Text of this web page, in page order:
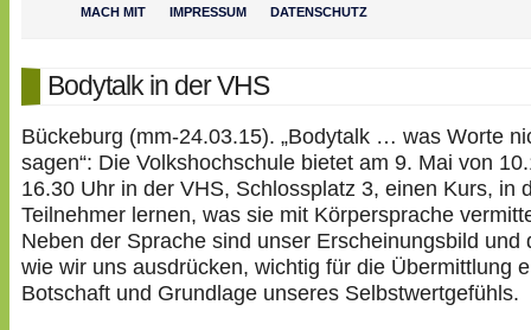
MACH MIT IMPRESSUM DATENSCHUTZ
Bodytalk in der VHS
Bückeburg (mm-24.03.15). „Bodytalk … was Worte
sagen“: Die Volkshochschule bietet am 9. Mai von
16.30 Uhr in der VHS, Schlossplatz 3, einen Kurs, in
Teilnehmer lernen, was sie mit Körpersprache
Neben der Sprache sind unser Erscheinungsbild und
wie wir uns ausdrücken, wichtig für die Übermittlung
Botschaft und Grundlage unseres Selbstwertgefühls.